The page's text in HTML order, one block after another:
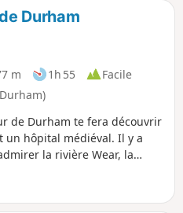
Durham
m 1h 55
Facile
de Durham te fera découvrir
un hôpital médiéval. Il y a
la rivière Wear, la
relief de Durham.